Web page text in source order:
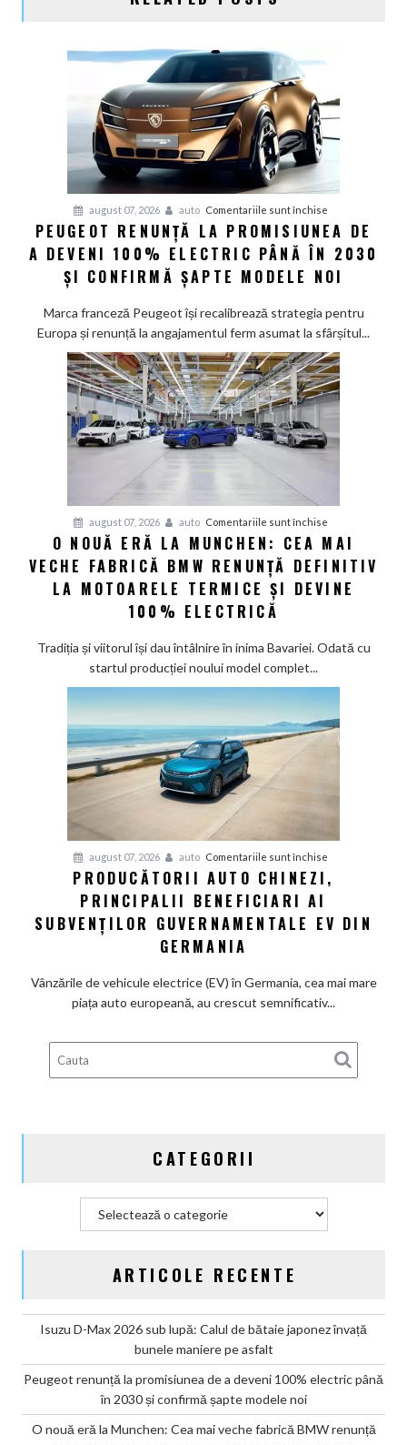
august 07, 2026 auto Comentariile sunt închise
Peugeot
renunță
la
de
a
100%
electric
până
2030
șapte
noi
PEUGEOT RENUNȚĂ LA PROMISIUNEA DE
A DEVENI 100% ELECTRIC PÂNĂ ÎN 2030
ȘI CONFIRMĂ ȘAPTE MODELE NOI
Marca franceză Peugeot își recalibrează strategia pentru
Europa și renunță la angajamentul ferm asumat la sfârșitul...
august 07, 2026 auto Comentariile sunt închise
O
nouă
eră
Cea
BMW
renunță
și
100%
O NOUĂ ERĂ LA MUNCHEN: CEA MAI
VECHE FABRICĂ BMW RENUNȚĂ DEFINITIV
LA MOTOARELE TERMICE ȘI DEVINE
100% ELECTRICĂ
Tradiția și viitorul își dau întâlnire în inima Bavariei. Odată cu
startul producției noului model complet...
august 07, 2026 auto Comentariile sunt închise
chinezi,
din
Germania
PRODUCĂTORII AUTO CHINEZI,
PRINCIPALII BENEFICIARI AI
SUBVENȚILOR GUVERNAMENTALE EV DIN
GERMANIA
Vânzările de vehicule electrice (EV) în Germania, cea mai mare
piața auto europeană, au crescut semnificativ...
CATEGORII
ARTICOLE RECENTE
Isuzu D-Max 2026 sub lupă: Calul de bătaie japonez învață
bunele maniere pe asfalt
Peugeot renunță la promisiunea de a deveni 100% electric până
în 2030 și confirmă șapte modele noi
O nouă eră la Munchen: Cea mai veche fabrică BMW renunță